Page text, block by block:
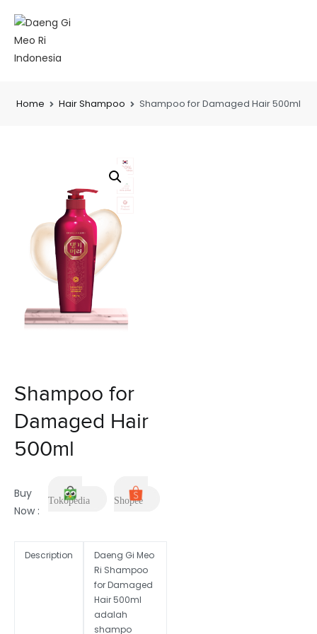
Home Hair Shampoo Shampoo for Damaged Hair 500ml
Shampoo for
Damaged Hair
500ml
Buy
Now :
Tokopedia Shopee
Description
Daeng Gi Meo
Ri Shampoo
for Damaged
Hair 500ml
adalah
shampo